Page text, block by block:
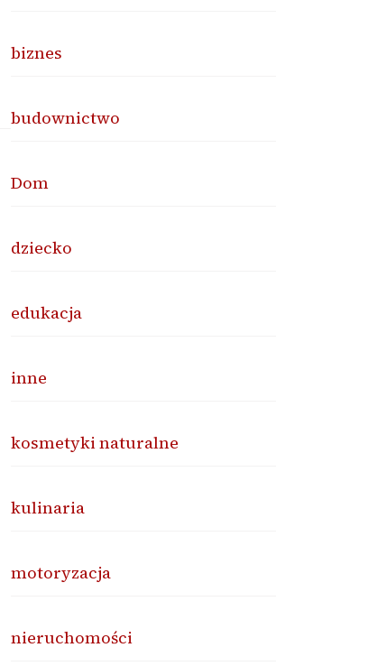
biznes
budownictwo
Dom
dziecko
edukacja
inne
kosmetyki naturalne
kulinaria
motoryzacja
nieruchomości